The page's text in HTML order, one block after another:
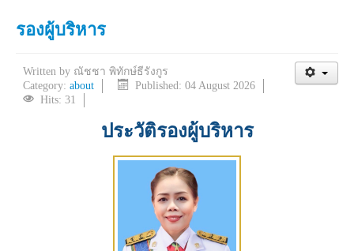
รองผู้บริหาร
Written by ณัชชา พิทักษ์ธีรังกูร
Category: about
Published: 04 August 2026
Hits: 31
ประวัติรองผู้บริหาร